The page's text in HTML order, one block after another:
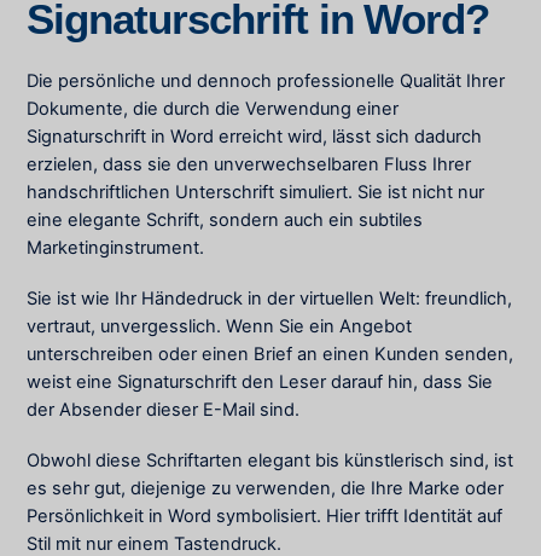
Signaturschrift in Word?
Die persönliche und dennoch professionelle Qualität Ihrer
Dokumente, die durch die Verwendung einer
Signaturschrift in Word erreicht wird, lässt sich dadurch
erzielen, dass sie den unverwechselbaren Fluss Ihrer
handschriftlichen Unterschrift simuliert. Sie ist nicht nur
eine elegante Schrift, sondern auch ein subtiles
Marketinginstrument.
Sie ist wie Ihr Händedruck in der virtuellen Welt: freundlich,
vertraut, unvergesslich. Wenn Sie ein Angebot
unterschreiben oder einen Brief an einen Kunden senden,
weist eine Signaturschrift den Leser darauf hin, dass Sie
der Absender dieser E-Mail sind.
Obwohl diese Schriftarten elegant bis künstlerisch sind, ist
es sehr gut, diejenige zu verwenden, die Ihre Marke oder
Persönlichkeit in Word symbolisiert. Hier trifft Identität auf
Stil mit nur einem Tastendruck.